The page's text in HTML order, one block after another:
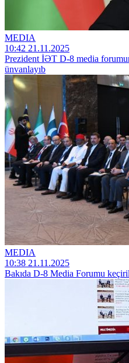
MEDIA
10:42 21.11.2025
Prezident İƏT D-8 media
ünvanlayıb
MEDIA
10:38 21.11.2025
Bakıda D-8 Media Forumu